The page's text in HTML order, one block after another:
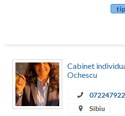
Cluj
Constanta
Covasna
Dambovita
Cabinet
Ochescu
Sibiu